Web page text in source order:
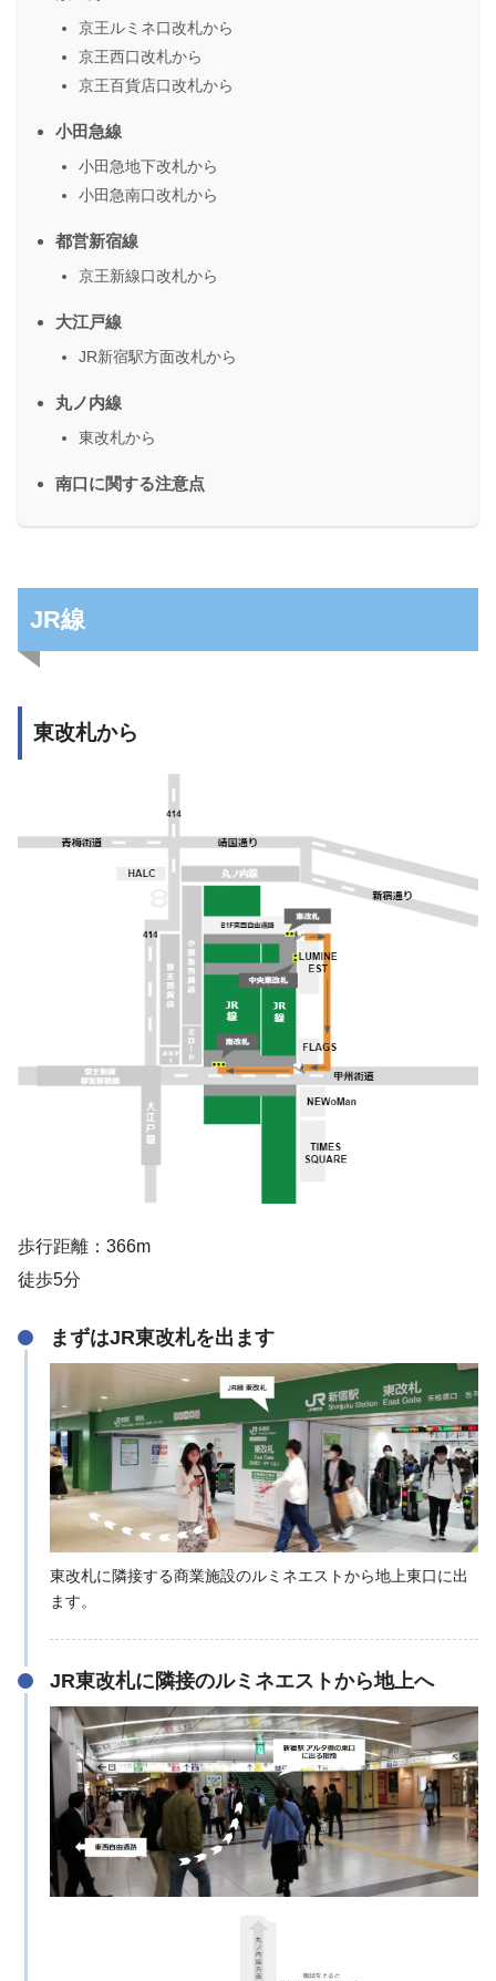
京王ルミネ口改札から
京王西口改札から
京王百貨店口改札から
小田急線
小田急地下改札から
小田急南口改札から
都営新宿線
京王新線口改札から
大江戸線
JR新宿駅方面改札から
丸ノ内線
東改札から
南口に関する注意点
JR線
東改札から
歩行距離：366m
徒歩5分
まずはJR東改札を出ます
東改札に隣接する商業施設のルミネエストから地上東口に出
ます。
JR東改札に隣接のルミネエストから地上へ